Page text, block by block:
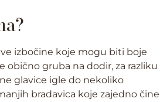
izbočine koje mogu biti boje
obično gruba na dodir, za razliku
glavice igle do nekoliko
bradavica koje zajedno čine